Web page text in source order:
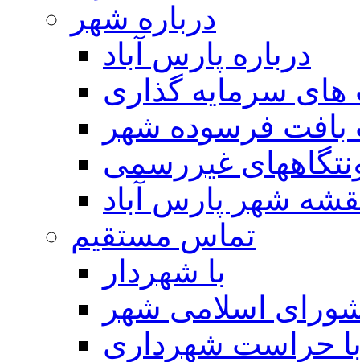
درباره شهر
درباره پارس آباد
سرمایه گذاری
بافت فرسوده شهر
غیررسمی
شهر پارس آباد
تماس مستقیم
با شهردار
اسلامی شهر
حراست شهرداری